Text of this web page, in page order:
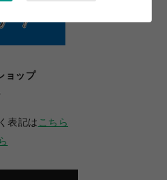
ョップ
表記は こちら